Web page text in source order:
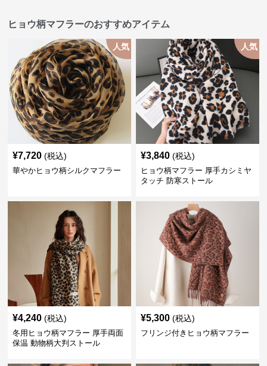
ヒョウ柄マフラーのおすすめアイテム
人気
¥7,720 (税込)
華やかヒョウ柄シルクマフラー
人気
¥3,840 (税込)
ヒョウ柄マフラー 厚手カシミヤ
タッチ 防寒ストール
¥4,240 (税込)
冬用ヒョウ柄マフラー 厚手両面
保温 動物柄大判ストール
¥5,300 (税込)
フリンジ付きヒョウ柄マフラー